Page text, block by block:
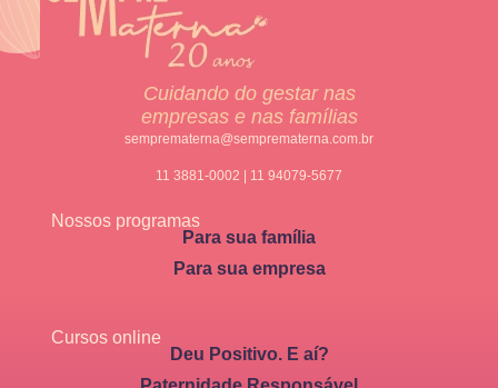
Cuidando do gestar nas
empresas e nas famílias
semprematerna@semprematerna.com.br
11 3881-0002 | 11 94079-5677
Nossos programas
Para sua família
Para sua empresa
Cursos online
Deu Positivo. E aí?